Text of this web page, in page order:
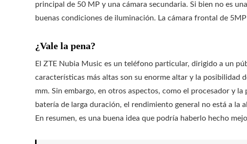
principal de 50 MP y una cámara secundaria. Si bien no es
buenas condiciones de iluminación. La cámara frontal de
¿Vale la pena?
El ZTE Nubia Music es un teléfono particular, dirigido a un
características más altas son su enorme altar y la posibilidad
mm. Sin embargo, en otros aspectos, como el procesador y
batería de larga duración, el rendimiento general no está a la
En resumen, es una buena idea que podría haberlo hecho